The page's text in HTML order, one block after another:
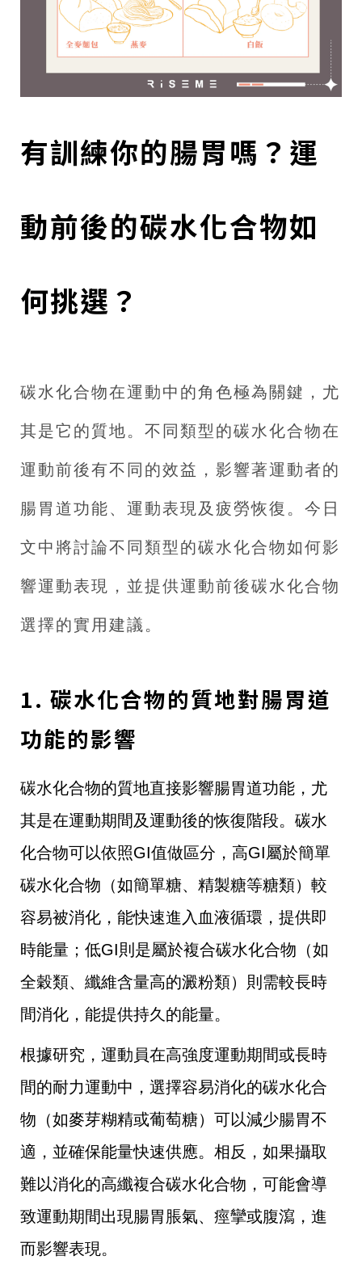
有訓練你的腸胃嗎？運
動前後的碳水化合物如
何挑選？
碳水化合物在運動中的角色極為關鍵，尤
其是它的質地。不同類型的碳水化合物在
運動前後有不同的效益，影響著運動者的
腸胃道功能、運動表現及疲勞恢復。今日
文中將討論不同類型的碳水化合物如何影
響運動表現，並提供運動前後碳水化合物
選擇的實用建議。
1. 碳水化合物的質地對腸胃道
功能的影響
碳水化合物的質地直接影響腸胃道功能，尤
其是在運動期間及運動後的恢復階段。碳水
化合物可以依照GI值做區分，高GI屬於簡單
碳水化合物（如簡單糖、精製糖等糖類）較
容易被消化，能快速進入血液循環，提供即
時能量；低GI則是屬於複合碳水化合物（如
全穀類、纖維含量高的澱粉類）則需較長時
間消化，能提供持久的能量。
根據研究，運動員在高強度運動期間或長時
間的耐力運動中，選擇容易消化的碳水化合
物（如麥芽糊精或葡萄糖）可以減少腸胃不
適，並確保能量快速供應。相反，如果攝取
難以消化的高纖複合碳水化合物，可能會導
致運動期間出現腸胃脹氣、痙攣或腹瀉，進
而影響表現。